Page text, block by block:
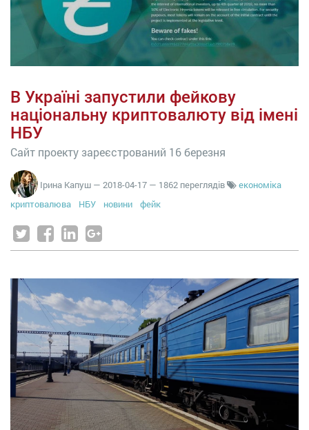
В Україні запустили фейкову
національну криптовалюту від імені
НБУ
Сайт проекту зареєстрований 16 березня
Ірина Капуш — 2018-04-17 — 1862 переглядів
економіка
криптовалюва
НБУ новини фейк